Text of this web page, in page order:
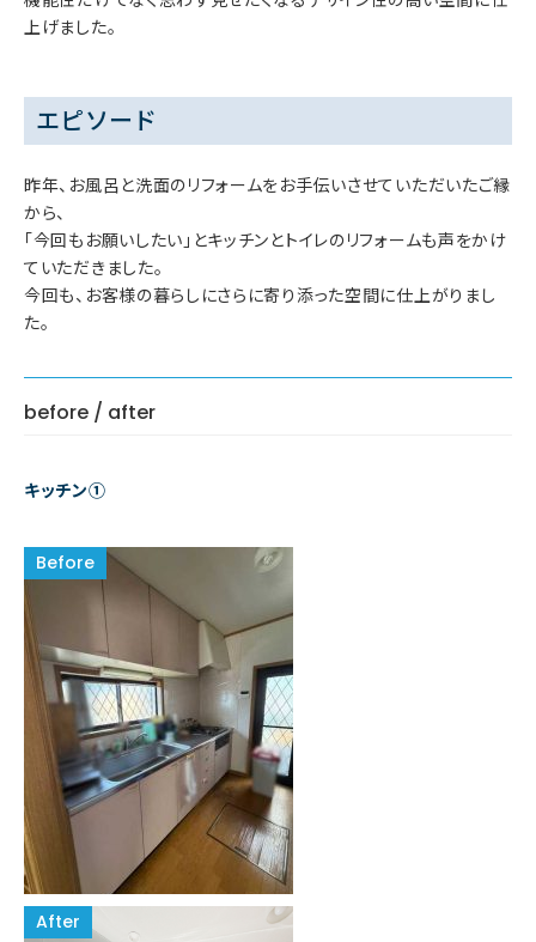
上げました。
エピソード
昨年、お風呂と洗面のリフォームをお手伝いさせていただいたご縁
から、
「今回もお願いしたい」とキッチンとトイレのリフォームも声をかけ
ていただきました。
今回も、お客様の暮らしにさらに寄り添った空間に仕上がりまし
た。
before / after
キッチン①